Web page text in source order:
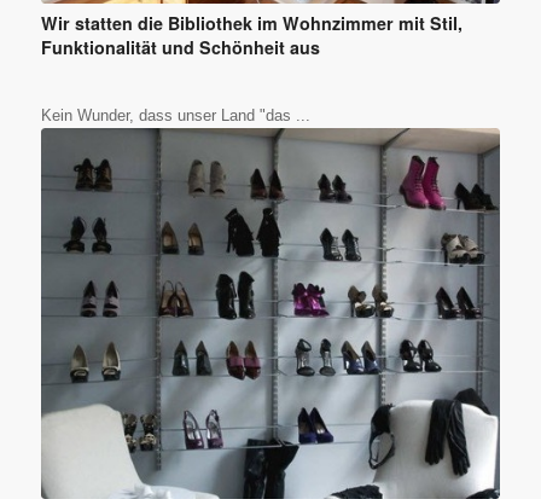
Wir statten die Bibliothek im Wohnzimmer mit Stil,
Funktionalität und Schönheit aus
Kein Wunder, dass unser Land "das ...